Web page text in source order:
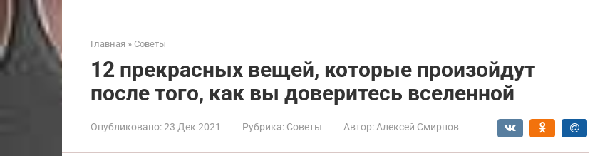
Главная » Советы
12 прекрасных вещей, которые произойдут
после того, как вы доверитесь вселенной
Опубликовано:23 Дек 2021 Рубрика: Советы Автор: Алексей Смирнов